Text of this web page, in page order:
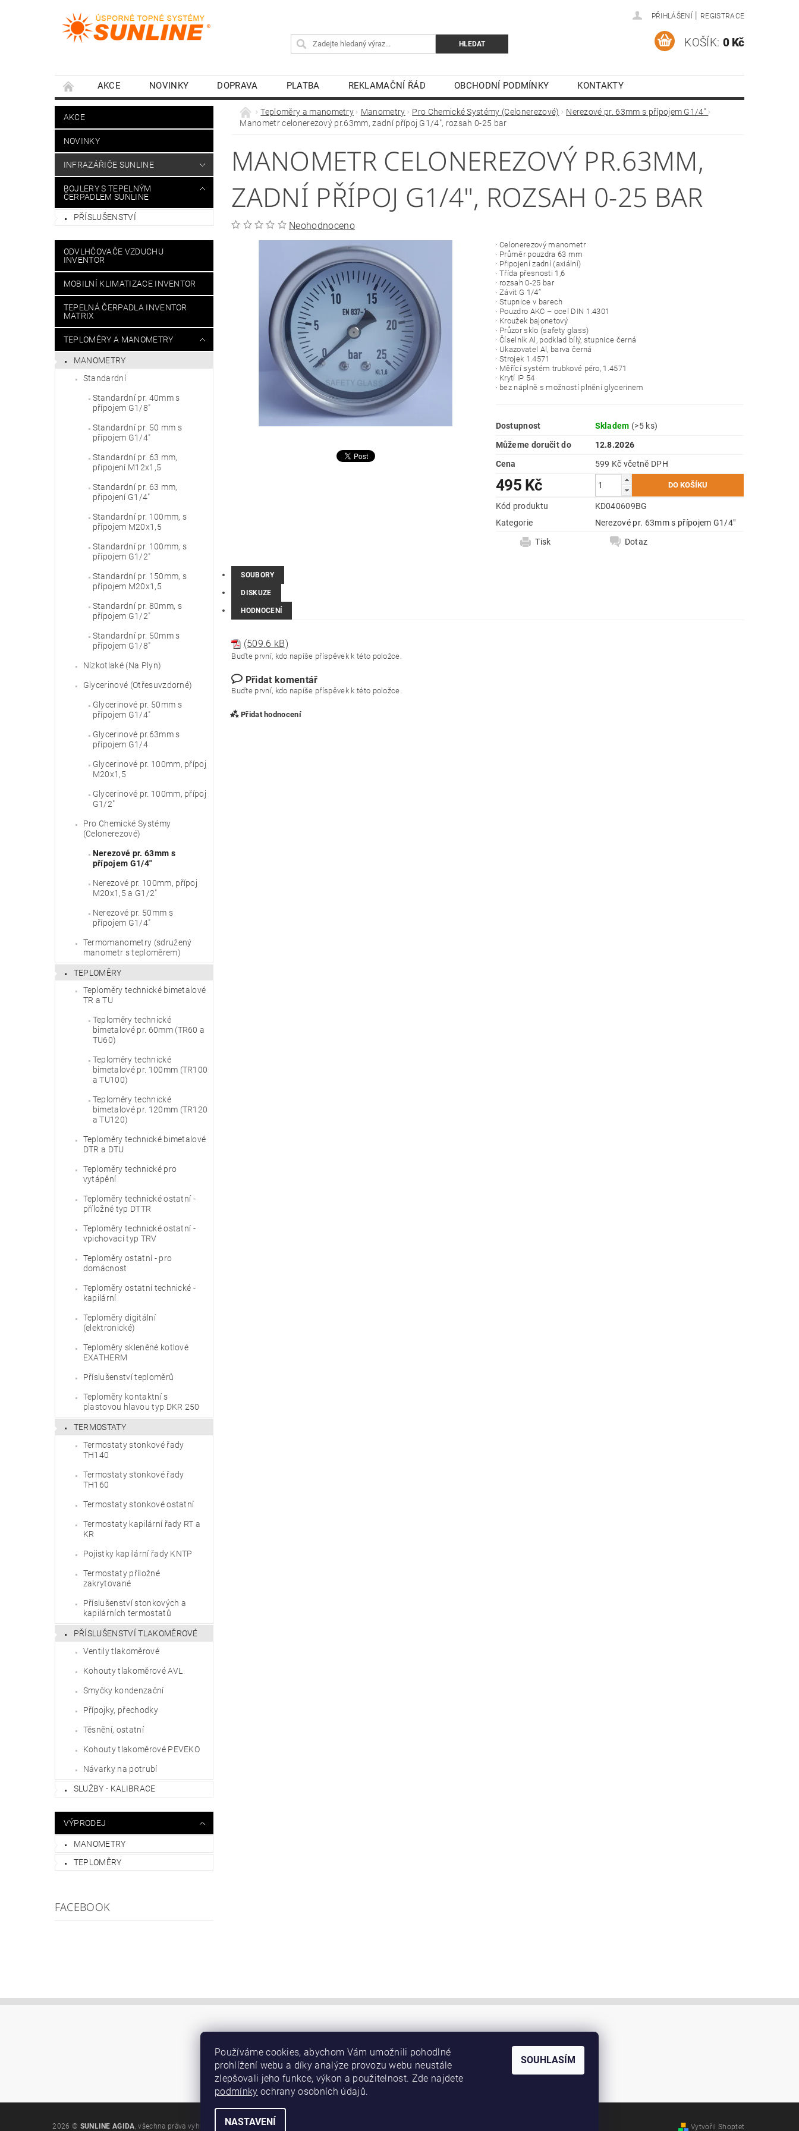
PŘIHLÁŠENÍ | REGISTRACE
KOŠÍK: 0 Kč
AKCE NOVINKY DOPRAVA PLATBA REKLAMAČNÍ ŘÁD OBCHODNÍ PODMÍNKY KONTAKTY
AKCE
NOVINKY
INFRAZÁŘIČE SUNLINE
BOJLERY S TEPELNÝM
ČERPADLEM SUNLINE
PŘÍSLUŠENSTVÍ
ODVLHČOVAČE VZDUCHU
INVENTOR
MOBILNÍ KLIMATIZACE INVENTOR
TEPELNÁ ČERPADLA INVENTOR
MATRIX
TEPLOMĚRY A MANOMETRY
MANOMETRY
Standardní
Standardní pr. 40mm s
přípojem G1/8"
Standardní pr. 50 mm s
přípojem G1/4"
Standardní pr. 63 mm,
připojení M12x1,5
Standardní pr. 63 mm,
připojení G1/4"
Standardní pr. 100mm, s
přípojem M20x1,5
Standardní pr. 100mm, s
přípojem G1/2"
Standardní pr. 150mm, s
přípojem M20x1,5
Standardní pr. 80mm, s
přípojem G1/2"
Standardní pr. 50mm s
přípojem G1/8"
Nízkotlaké (Na Plyn)
Glycerinové (Otřesuvzdorné)
Glycerinové pr. 50mm s
přípojem G1/4"
Glycerinové pr.63mm s
přípojem G1/4
Glycerinové pr. 100mm, přípoj
M20x1,5
Glycerinové pr. 100mm, přípoj
G1/2"
Pro Chemické Systémy
(Celonerezové)
Nerezové pr. 63mm s
přípojem G1/4"
Nerezové pr. 100mm, přípoj
M20x1,5 a G1/2"
Nerezové pr. 50mm s
přípojem G1/4"
Termomanometry (sdružený
manometr s teploměrem)
TEPLOMĚRY
Teploměry technické bimetalové
TR a TU
Teploměry technické
bimetalové pr. 60mm (TR60 a
TU60)
Teploměry technické
bimetalové pr. 100mm (TR100
a TU100)
Teploměry technické
bimetalové pr. 120mm (TR120
a TU120)
Teploměry technické bimetalové
DTR a DTU
Teploměry technické pro
vytápění
Teploměry technické ostatní -
příložné typ DTTR
Teploměry technické ostatní -
vpichovací typ TRV
Teploměry ostatní - pro
domácnost
Teploměry ostatní technické -
kapilární
Teploměry digitální
(elektronické)
Teploměry skleněné kotlové
EXATHERM
Příslušenství teploměrů
Teploměry kontaktní s
plastovou hlavou typ DKR 250
TERMOSTATY
Termostaty stonkové řady
TH140
Termostaty stonkové řady
TH160
Termostaty stonkové ostatní
Termostaty kapilární řady RT a
KR
Pojistky kapilární řady KNTP
Termostaty příložné
zakrytované
Příslušenství stonkových a
kapilárních termostatů
PŘÍSLUŠENSTVÍ TLAKOMĚROVÉ
Ventily tlakoměrové
Kohouty tlakoměrové AVL
Smyčky kondenzační
Přípojky, přechodky
Těsnění, ostatní
Kohouty tlakoměrové PEVEKO
Návarky na potrubí
SLUŽBY - KALIBRACE
VÝPRODEJ
MANOMETRY
TEPLOMĚRY
FACEBOOK
Teploměry a manometry Manometry Pro Chemické Systémy (Celonerezové)
Nerezové pr. 63mm s přípojem G1/4"
Manometr celonerezový pr.63mm, zadní přípoj G1/4", rozsah 0-25 bar
MANOMETR CELONEREZOVÝ PR.63MM,
ZADNÍ PŘÍPOJ G1/4", ROZSAH 0-25 BAR
Neohodnoceno
· Celonerezový manometr
· Průměr pouzdra 63 mm
· Připojení zadní (axiální)
· Třída přesnosti 1,6
· rozsah 0-25 bar
· Závit G 1/4”
· Stupnice v barech
· Pouzdro AKC – ocel DIN 1.4301
· Kroužek bajonetový
· Průzor sklo (safety glass)
· Číselník Al, podklad bílý, stupnice černá
· Ukazovatel Al, barva černá
· Strojek 1.4571
· Měřící systém trubkové péro, 1.4571
· Krytí IP 54
· bez náplně s možností plnění glycerinem
Dostupnost Skladem (>5 ks)
Můžeme doručit do
12.8.2026
Cena
599 Kč včetně DPH
495 Kč
Kód produktu
KD040609BG
Kategorie
Nerezové pr. 63mm s přípojem G1/4"
Tisk
Dotaz
SOUBORY
DISKUZE
HODNOCENÍ
(509.6 kB)
Buďte první, kdo napíše příspěvek k této položce.
Přidat komentář
Buďte první, kdo napíše příspěvek k této položce.
Přidat hodnocení
2026 © SUNLINE AGIDA, všechna práva vyhrazena Vytvořil Shoptet
Používáme cookies, abychom Vám umožnili pohodlné
prohlížení webu a díky analýze provozu webu neustále
zlepšovali jeho funkce, výkon a použitelnost. Zde najdete
podmínky ochrany osobních údajů.
NASTAVENÍ
SOUHLASÍM